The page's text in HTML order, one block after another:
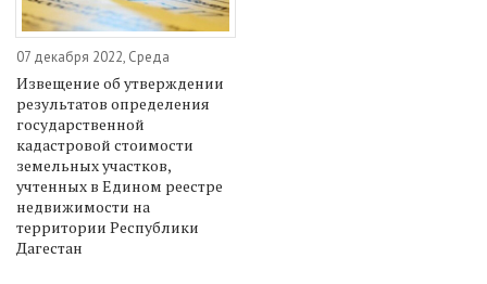
07 декабря 2022, Среда
Извещение об утверждении
результатов определения
государственной
кадастровой стоимости
земельных участков,
учтенных в Едином реестре
недвижимости на
территории Республики
Дагестан